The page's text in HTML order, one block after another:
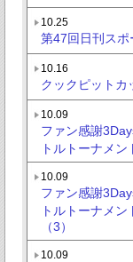
10.25
第47回日刊スポ
10.16
クックピットカ
10.09
ファン感謝
トルトーナメン
10.09
ファン感謝
トルトーナメ
（3）
10.09